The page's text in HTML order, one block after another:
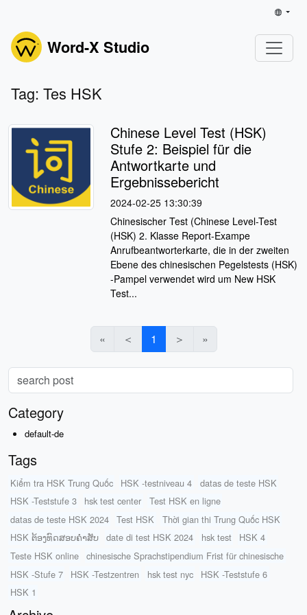
Word-X Studio
Tag: Tes HSK
Chinese Level Test (HSK)
Stufe 2: Beispiel für die
Antwortkarte und
Ergebnissebericht
2024-02-25 13:30:39
Chinesischer Test (Chinese Level-Test
(HSK) 2. Klasse Report-Exampe
Anrufbeantworterkarte, die in der zweiten
Ebene des chinesischen Pegelstests (HSK)
-Pampel verwendet wird um New HSK
Test...
« ＜ 1 ＞ »
Category
default-de
Tags
Kiểm tra HSK Trung Quốc HSK -testniveau 4
datas de teste HSK
HSK -Teststufe 3
hsk test center
Test HSK en ligne
datas de teste HSK 2024
Test HSK
Thời gian thi Trung Quốc HSK
HSK ຕ້ອງທົດສອບຄໍາສັບ
date di test HSK 2024 hsk test
HSK 4
Teste HSK online
chinesische Sprachstipendium Frist für chinesische
HSK -Stufe 7
HSK -Testzentren hsk test nyc
HSK -Teststufe 6
HSK 1